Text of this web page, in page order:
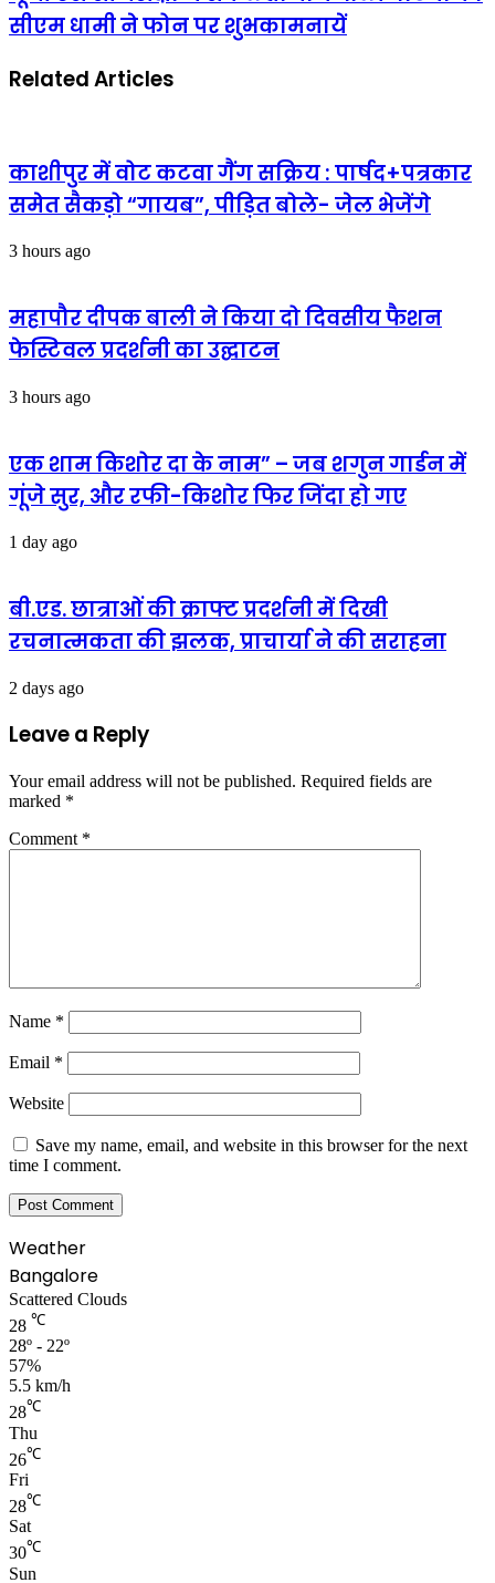
कर
न्यायालय
समक्ष
पी
एस
परीक्षा
मे
बेटियों
को
सीएम
ने
शुभकामनायें
सीएम धामी ने फोन पर शुभकामनायें
Related Articles
काशीपुर में वोट कटवा गैंग सक्रिय : पार्षद+पत्रकार
समेत सैकड़ो “गायब”, पीड़ित बोले- जेल भेजेंगे
3 hours ago
महापौर दीपक बाली ने किया दो दिवसीय फैशन
फेस्टिवल प्रदर्शनी का उद्घाटन
3 hours ago
एक शाम किशोर दा के नाम” – जब शगुन गार्डन में
गूंजे सुर, और रफी-किशोर फिर जिंदा हो गए
1 day ago
बी.एड. छात्राओं की क्राफ्ट प्रदर्शनी में दिखी
रचनात्मकता की झलक, प्राचार्या ने की सराहना
2 days ago
Leave a Reply
Your email address will not be published. Required fields are
marked *
Comment *
Name *
Email *
Website
Save my name, email, and website in this browser for the next
time I comment.
Weather
Bangalore
Scattered Clouds
28 ℃
28º - 22º
57%
5.5 km/h
28℃
Thu
26℃
Fri
28℃
Sat
30℃
Sun